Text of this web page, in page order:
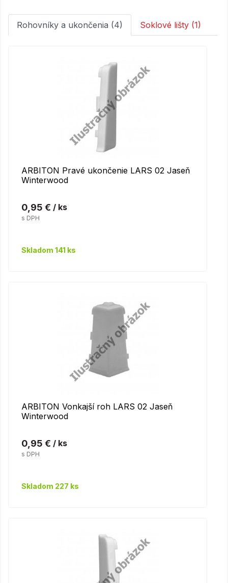
Rohovníky a ukončenia (4) Soklové lišty (1)
ARBITON Pravé ukončenie LARS 02 Jaseň
Winterwood
0,95 € / ks
s DPH
Skladom 141 ks
ARBITON Vonkajší roh LARS 02 Jaseň
Winterwood
0,95 € / ks
s DPH
Skladom 227 ks